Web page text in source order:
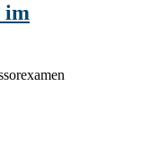
im